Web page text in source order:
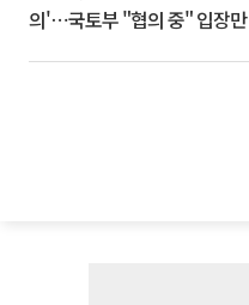
의'⋯국토부 "협의 중" 입장